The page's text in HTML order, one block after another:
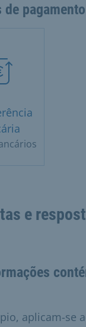
de
e
aplicam-se